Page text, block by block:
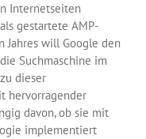
Internetseiten
gestartete AMP-
Jahres will Google den
Suchmaschine im
dieser
hervorragender
davon, ob sie mit
implementiert